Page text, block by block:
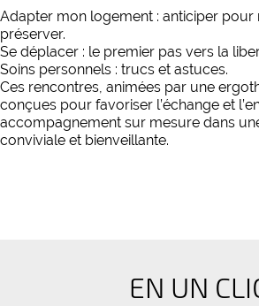
Adapter mon logement : anticiper pour
préserver.
Se déplacer : le premier pas vers la
Soins personnels : trucs et astuces.
Ces rencontres, animées par une
conçues pour favoriser l’échange et
accompagnement sur mesure dans
conviviale et bienveillante.
EN UN